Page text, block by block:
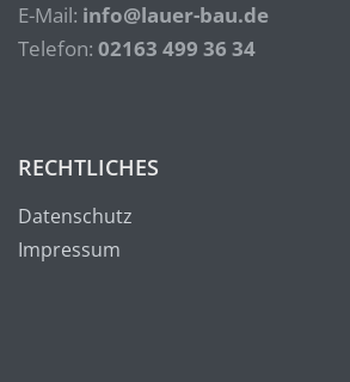
E-Mail: info@lauer-bau.de
Telefon: 02163 499 36 34
RECHTLICHES
Datenschutz
Impressum